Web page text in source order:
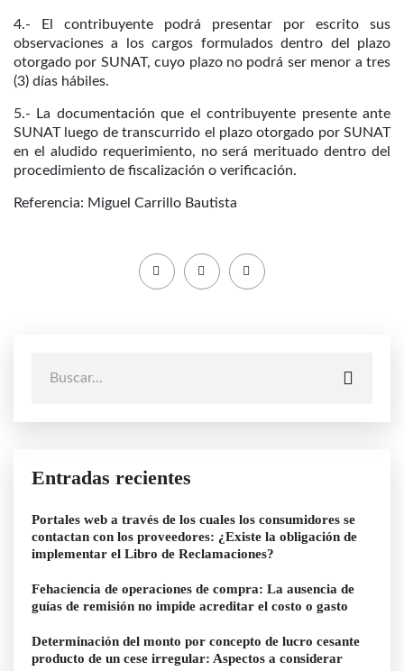
4.- El contribuyente podrá presentar por escrito sus
observaciones a los cargos formulados dentro del plazo
otorgado por SUNAT, cuyo plazo no podrá ser menor a tres
(3) días hábiles.
5.- La documentación que el contribuyente presente ante
SUNAT luego de transcurrido el plazo otorgado por SUNAT
en el aludido requerimiento, no será merituado dentro del
procedimiento de fiscalización o verificación.
Referencia: Miguel Carrillo Bautista
Entradas recientes
Portales web a través de los cuales los consumidores se
contactan con los proveedores: ¿Existe la obligación de
implementar el Libro de Reclamaciones?
Fehaciencia de operaciones de compra: La ausencia de
guías de remisión no impide acreditar el costo o gasto
Determinación del monto por concepto de lucro cesante
producto de un cese irregular: Aspectos a considerar